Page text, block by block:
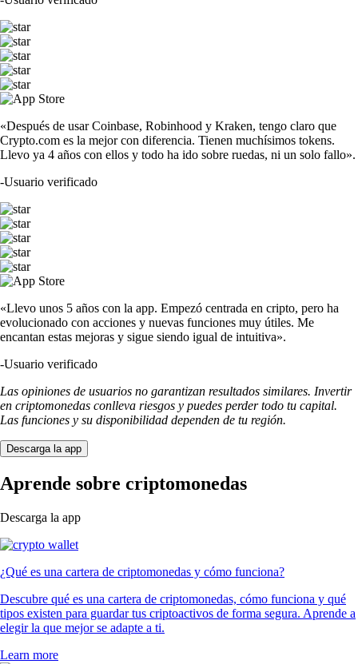
«Después de usar Coinbase, Robinhood y Kraken, tengo claro que
Crypto.com es la mejor con diferencia. Tienen muchísimos tokens.
Llevo ya 4 años con ellos y todo ha ido sobre ruedas, ni un solo fallo».
-Usuario verificado
«Llevo unos 5 años con la app. Empezó centrada en cripto, pero ha
evolucionado con acciones y nuevas funciones muy útiles. Me
encantan estas mejoras y sigue siendo igual de intuitiva».
-Usuario verificado
Las opiniones de usuarios no garantizan resultados similares. Invertir
en criptomonedas conlleva riesgos y puedes perder todo tu capital.
Las funciones y su disponibilidad dependen de tu región.
Descarga la app
Aprende sobre criptomonedas
Descarga la app
¿Qué es una cartera de criptomonedas y cómo funciona?
Descubre qué es una cartera de criptomonedas, cómo funciona y qué
tipos existen para guardar tus criptoactivos de forma segura. Aprende a
elegir la que mejor se adapte a ti.
Learn more